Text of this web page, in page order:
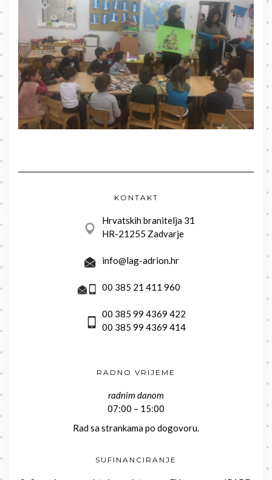
KONTAKT
Hrvatskih branitelja 31
HR-21255 Zadvarje
info@lag-adrion.hr
00 385 21 411 960
00 385 99 4369 422
00 385 99 4369 414
RADNO VRIJEME
radnim danom
07:00 – 15:00
Rad sa strankama po dogovoru.
SUFINANCIRANJE